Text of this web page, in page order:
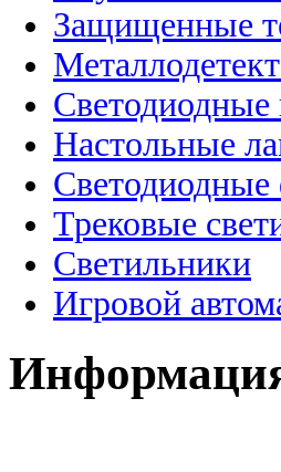
Защищенные
Настольные
Трековые
Светильники
Игровой